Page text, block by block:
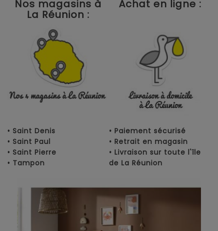
Nos magasins à
La Réunion :
Achat en ligne :
• Saint Denis
• Saint Paul
• Saint Pierre
• Tampon
• Paiement sécurisé
• Retrait en magasin
• Livraison sur toute l'île
de La Réunion